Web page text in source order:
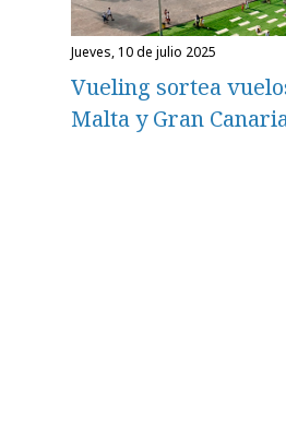
jueves, 10 de julio 2025
Vueling sortea
Malta y Gran